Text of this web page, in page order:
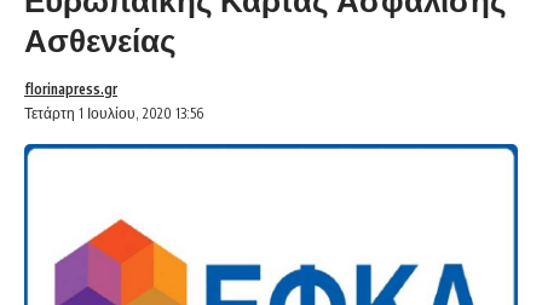
Ασθενείας
Τετάρτη 1 Ιουλίου, 2020 13:56
florinapress.gr